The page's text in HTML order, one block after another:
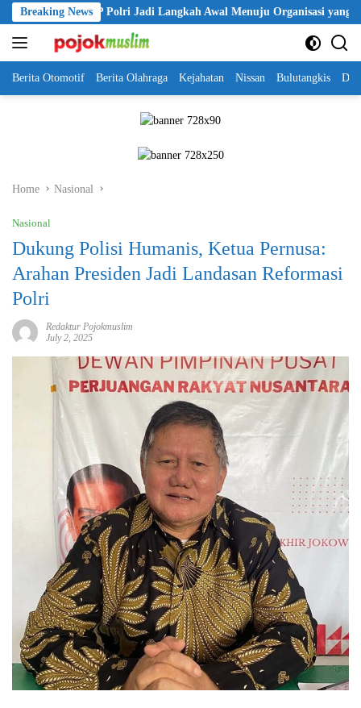
Skip
to
content
Breaking News
KBPP Polri Jadi Langkah Awal Menuju Organisasi yang Lebih
Berita Otomotif Berita Olahraga Kejahatan Nissan Bulutangkis
Home Nasional
Nasional
Dukung Polisi Humanis, Ketua Pernusa:
Arahan Presiden Jadi Landasan Reformasi
Polri
Redaktur Pojokmuslim
July 2, 2025